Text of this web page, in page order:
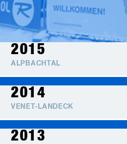
2015
ALPBACHTAL
2014
VENET-LANDECK
2013